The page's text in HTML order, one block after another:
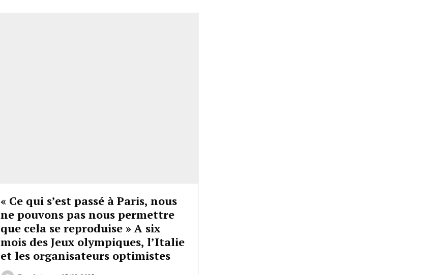
« Ce qui s’est passé à Paris, nous
ne pouvons pas nous permettre
que cela se reproduise » A six
mois des Jeux olympiques, l’Italie
et les organisateurs optimistes